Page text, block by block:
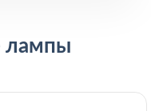
лампы